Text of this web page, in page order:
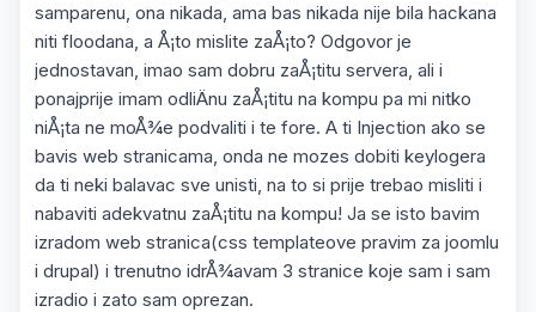
samparenu, ona nikada, ama bas nikada nije bila hackana
niti floodana, a Å¡to mislite zaÅ¡to? Odgovor je
jednostavan, imao sam dobru zaÅ¡titu servera, ali i
ponajprije imam odliÄnu zaÅ¡titu na kompu pa mi nitko
niÅ¡ta ne moÅ¾e podvaliti i te fore. A ti Injection ako se
bavis web stranicama, onda ne mozes dobiti keylogera
da ti neki balavac sve unisti, na to si prije trebao misliti i
nabaviti adekvatnu zaÅ¡titu na kompu! Ja se isto bavim
izradom web stranica(css templateove pravim za joomlu
i drupal) i trenutno idrÅ¾avam 3 stranice koje sam i sam
izradio i zato sam oprezan.